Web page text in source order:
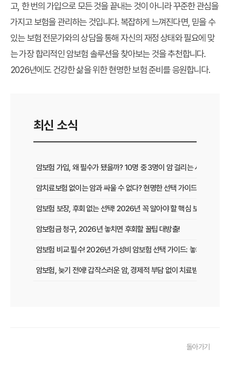
고, 한 번의 가입으로 모든 것을 끝내는 것이 아니라 꾸준한 관심을
가지고 보험을 관리하는 것입니다. 복잡하게 느껴진다면, 믿을 수
있는 보험 전문가와의 상담을 통해 자신의 재정 상태와 필요에 맞
는 가장 합리적인 암보험 솔루션을 찾아보는 것을 추천합니다.
2026년에도 건강한 삶을 위한 현명한 보험 준비를 응원합니다.
최신 소식
암보험 가입, 왜 필수가 됐을까? 10명 중 3명이 암 걸리는 시대, 현명
암치료보험 없이는 암과 싸울 수 없다? 현명한 선택 가이드
암보험 보장, 후회 없는 선택! 2026년 꼭 알아야 할 핵심 보장 가이드
암보험금 청구, 2026년 놓치면 후회할 꿀팁 대방출!
암보험 비교 필수! 2026년 가성비 암보험 선택 가이드: 놓치면 손해
암보험, 늦기 전에! 갑작스러운 암, 경제적 부담 없이 치료받는 방법
50대 암보험, 지금 가입하면 딱! 후회없는 선택, 핵심 비교분석
돌아가기